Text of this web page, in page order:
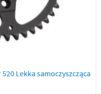
Lekka samoczyszcząca